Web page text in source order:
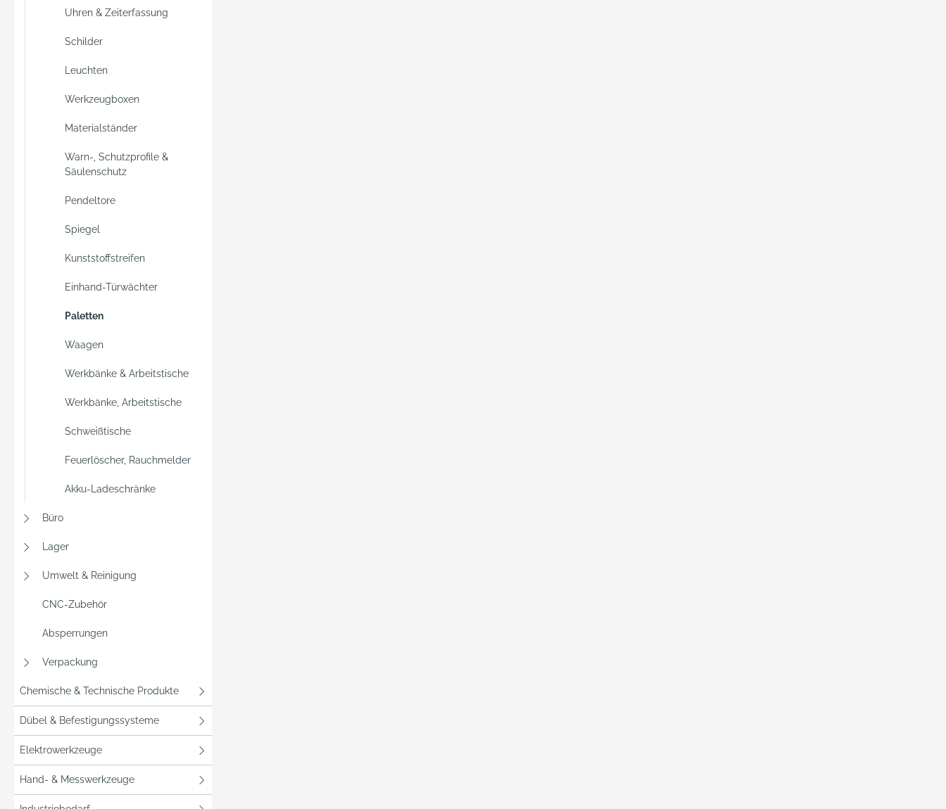
Uhren & Zeiterfassung
Schilder
Leuchten
Werkzeugboxen
Materialständer
Warn-, Schutzprofile &
Säulenschutz
Pendeltore
Spiegel
Kunststoffstreifen
Einhand-Türwächter
Paletten
Waagen
Werkbänke & Arbeitstische
Werkbänke, Arbeitstische
Schweißtische
Feuerlöscher, Rauchmelder
Akku-Ladeschränke
Büro
Lager
Umwelt & Reinigung
CNC-Zubehör
Absperrungen
Verpackung
Chemische & Technische Produkte
Dübel & Befestigungssysteme
Elektrowerkzeuge
Hand- & Messwerkzeuge